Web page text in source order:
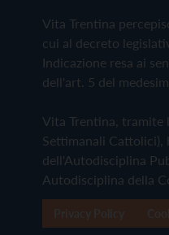
Vita Trentina
cui al decreto
Indicazione resa ai
dell'art. 5 del
Vita Trentina, tramite
Settimanali
dell'Autodisciplina
Autodisciplina della